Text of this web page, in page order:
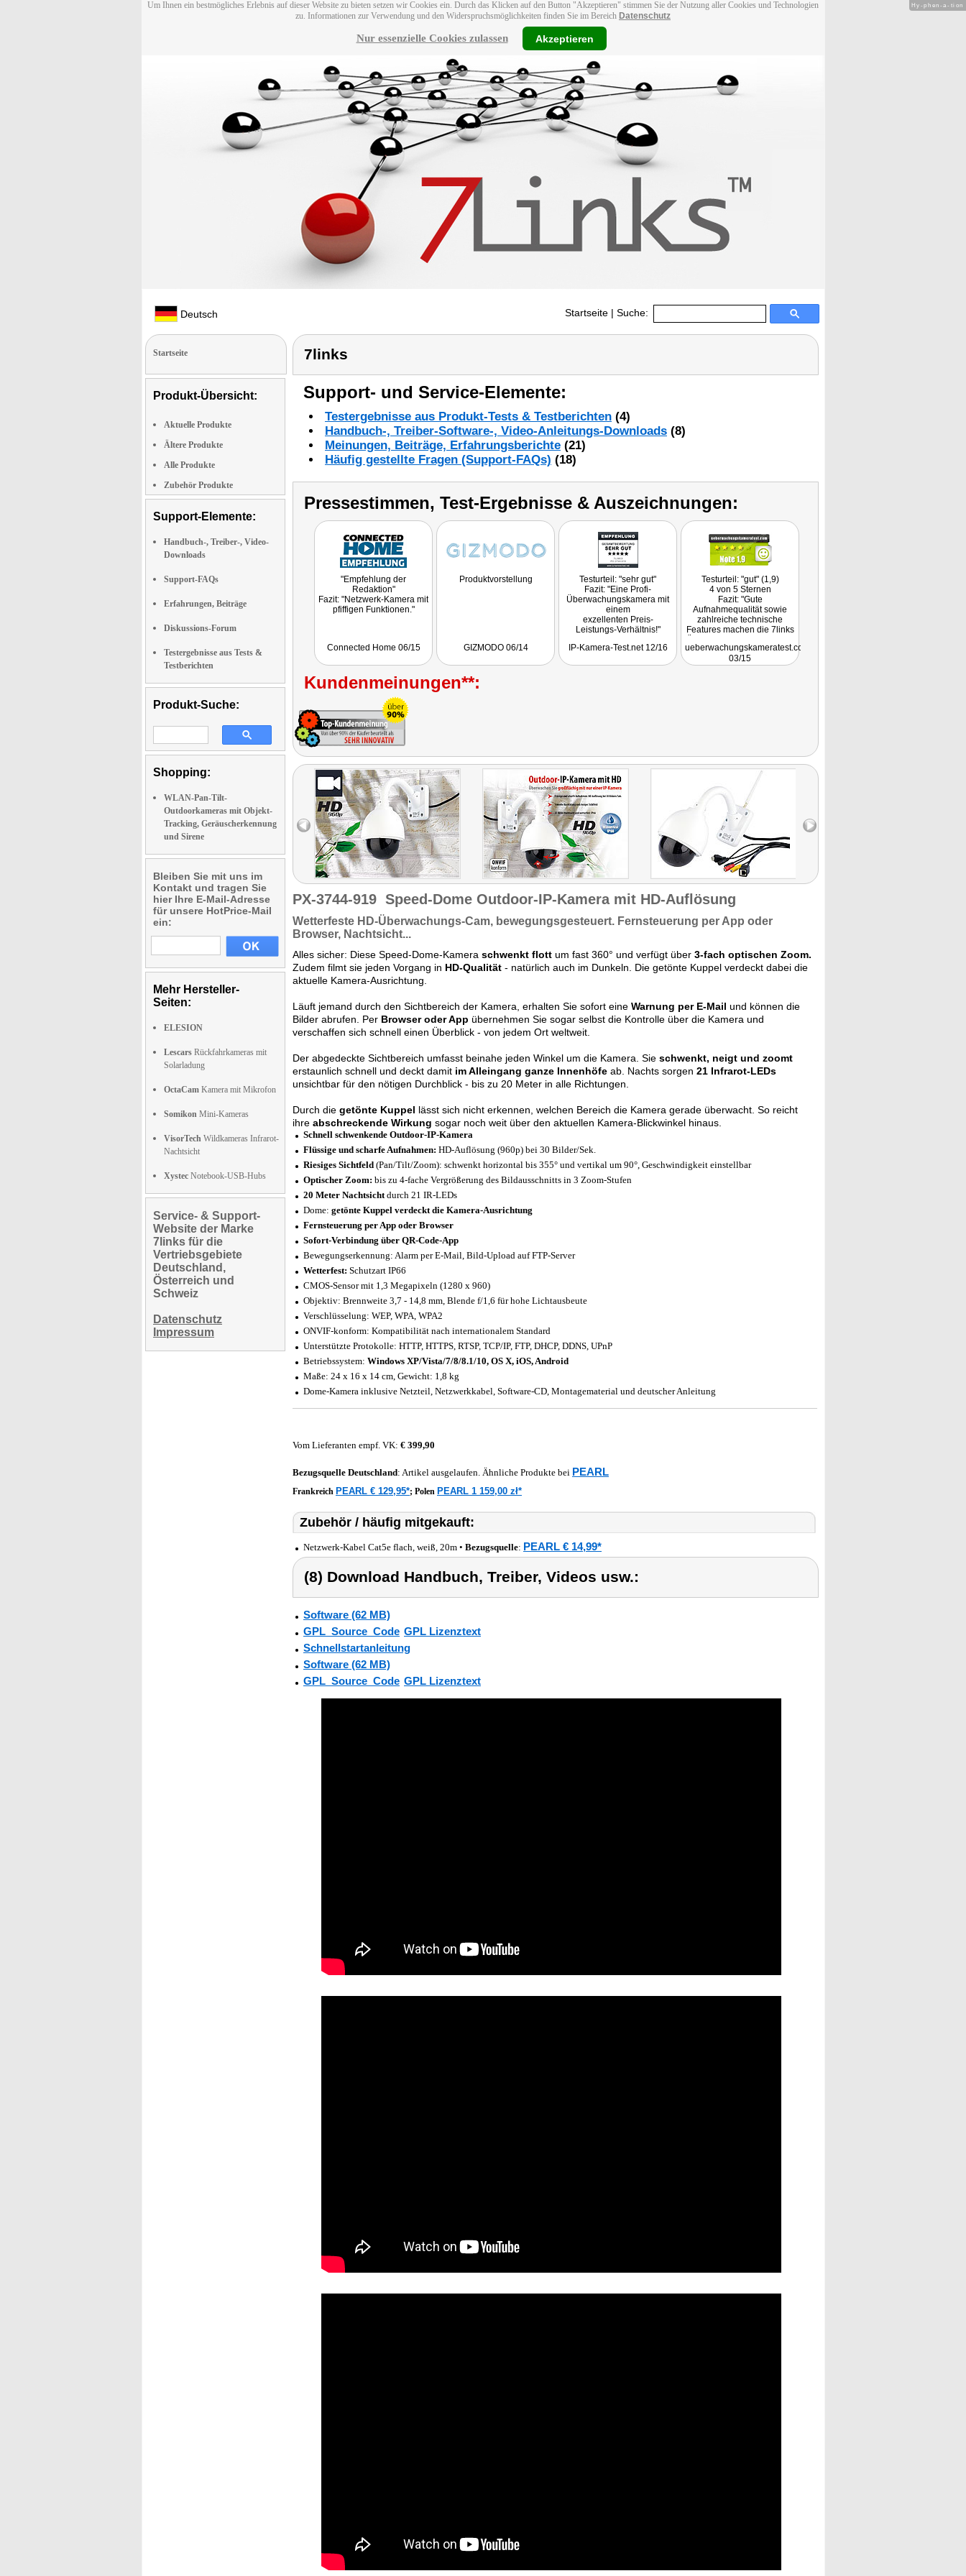
Um Ihnen ein bestmögliches Erlebnis auf dieser Website zu bieten setzen wir Cookies ein. Durch das Klicken auf den Button "Akzeptieren" stimmen Sie der Nutzung aller Cookies und Technologien
zu. Informationen zur Verwendung und den Widerspruchsmöglichkeiten finden Sie im Bereich Datenschutz
Nur essenzielle Cookies zulassen Akzeptieren
Deutsch Startseite | Suche:
Startseite
Produkt-Übersicht:
Aktuelle Produkte
Ältere Produkte
Alle Produkte
Zubehör Produkte
Support-Elemente:
Handbuch-, Treiber-, Video-
Downloads
Support-FAQs
Erfahrungen, Beiträge
Diskussions-Forum
Testergebnisse aus Tests &
Testberichten
Produkt-Suche:
Shopping:
WLAN-Pan-Tilt-
Outdoorkameras mit Objekt-
Tracking, Geräuscherkennung
und Sirene
Bleiben Sie mit uns im
Kontakt und tragen Sie
hier Ihre E-Mail-Adresse
für unsere HotPrice-Mail
ein:
Mehr Hersteller-
Seiten:
ELESION
Lescars Rückfahrkameras mit
Solarladung
OctaCam Kamera mit Mikrofon
Somikon Mini-Kameras
VisorTech Wildkameras Infrarot-
Nachtsicht
Xystec Notebook-USB-Hubs
Service- & Support-
Website der Marke
7links für die
Vertriebsgebiete
Deutschland,
Österreich und
Schweiz
Datenschutz
Impressum
7links
Support- und Service-Elemente:
Testergebnisse aus Produkt-Tests & Testberichten (4)
Handbuch-, Treiber-Software-, Video-Anleitungs-Downloads (8)
Meinungen, Beiträge, Erfahrungsberichte (21)
Häufig gestellte Fragen (Support-FAQs) (18)
Pressestimmen, Test-Ergebnisse & Auszeichnungen:
"Empfehlung der
Redaktion"
Fazit: "Netzwerk-Kamera mit
pfiffigen Funktionen."
Connected Home 06/15
Produktvorstellung
GIZMODO 06/14
Testurteil: "sehr gut"
Fazit: "Eine Profi-
Überwachungskamera mit
einem
exzellenten Preis-
Leistungs-Verhältnis!"
IP-Kamera-Test.net 12/16
Testurteil: "gut" (1,9)
4 von 5 Sternen
Fazit: "Gute
Aufnahmequalität sowie
zahlreiche technische
Features machen die 7links
Tipp im mittleren
Preisbereich."
ueberwachungskameratest.com
03/15
Kundenmeinungen**:
PX-3744-919 Speed-Dome Outdoor-IP-Kamera mit HD-Auflösung
Wetterfeste HD-Überwachungs-Cam, bewegungsgesteuert. Fernsteuerung per App oder
Browser, Nachtsicht...
Alles sicher: Diese Speed-Dome-Kamera schwenkt flott um fast 360° und verfügt über 3-fach optischen Zoom.
Zudem filmt sie jeden Vorgang in HD-Qualität - natürlich auch im Dunkeln. Die getönte Kuppel verdeckt dabei die
aktuelle Kamera-Ausrichtung.
Läuft jemand durch den Sichtbereich der Kamera, erhalten Sie sofort eine Warnung per E-Mail und können die
Bilder abrufen. Per Browser oder App übernehmen Sie sogar selbst die Kontrolle über die Kamera und
verschaffen sich schnell einen Überblick - von jedem Ort weltweit.
Der abgedeckte Sichtbereich umfasst beinahe jeden Winkel um die Kamera. Sie schwenkt, neigt und zoomt
erstaunlich schnell und deckt damit im Alleingang ganze Innenhöfe ab. Nachts sorgen 21 Infrarot-LEDs
unsichtbar für den nötigen Durchblick - bis zu 20 Meter in alle Richtungen.
Durch die getönte Kuppel lässt sich nicht erkennen, welchen Bereich die Kamera gerade überwacht. So reicht
ihre abschreckende Wirkung sogar noch weit über den aktuellen Kamera-Blickwinkel hinaus.
Schnell schwenkende Outdoor-IP-Kamera
Flüssige und scharfe Aufnahmen: HD-Auflösung (960p) bei 30 Bilder/Sek.
Riesiges Sichtfeld (Pan/Tilt/Zoom): schwenkt horizontal bis 355° und vertikal um 90°, Geschwindigkeit einstellbar
Optischer Zoom: bis zu 4-fache Vergrößerung des Bildausschnitts in 3 Zoom-Stufen
20 Meter Nachtsichtdurch 21 IR-LEDs
Dome: getönte Kuppel verdeckt die Kamera-Ausrichtung
Fernsteuerung per App oder Browser
Sofort-Verbindung über QR-Code-App
Bewegungserkennung: Alarm per E-Mail, Bild-Upload auf FTP-Server
Wetterfest: Schutzart IP66
CMOS-Sensor mit 1,3 Megapixeln (1280 x 960)
Objektiv: Brennweite 3,7 - 14,8 mm, Blende f/1,6 für hohe Lichtausbeute
Verschlüsselung: WEP, WPA, WPA2
ONVIF-konform: Kompatibilität nach internationalem Standard
Unterstützte Protokolle: HTTP, HTTPS, RTSP, TCP/IP, FTP, DHCP, DDNS, UPnP
Betriebssystem: Windows XP/Vista/7/8/8.1/10, OS X, iOS, Android
Maße: 24 x 16 x 14 cm, Gewicht: 1,8 kg
Dome-Kamera inklusive Netzteil, Netzwerkkabel, Software-CD, Montagematerial und deutscher Anleitung
Vom Lieferanten empf. VK: € 399,90
Bezugsquelle Deutschland: Artikel ausgelaufen. Ähnliche Produkte bei PEARL
Frankreich PEARL € 129,95*; Polen PEARL 1 159,00 zł*
Zubehör / häufig mitgekauft:
Netzwerk-Kabel Cat5e flach, weiß, 20m • Bezugsquelle: PEARL € 14,99*
(8) Download Handbuch, Treiber, Videos usw.:
Software (62 MB)
GPL_Source_Code GPL Lizenztext
Schnellstartanleitung
Software (62 MB)
GPL_Source_Code GPL Lizenztext
Hy-phen-a-tion